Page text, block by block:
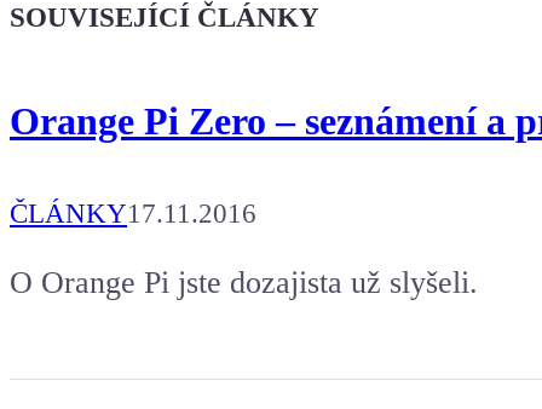
SOUVISEJÍCÍ ČLÁNKY
Orange Pi Zero – seznámení a
ČLÁNKY17.11.2016
O Orange Pi jste dozajista už slyšeli.